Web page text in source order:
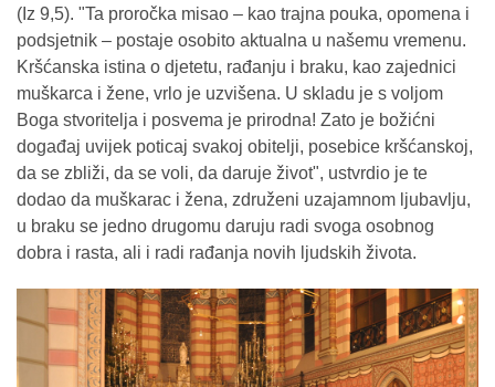
(Iz 9,5). "Ta proročka misao – kao trajna pouka, opomena i
podsjetnik – postaje osobito aktualna u našemu vremenu.
Kršćanska istina o djetetu, rađanju i braku, kao zajednici
muškarca i žene, vrlo je uzvišena. U skladu je s voljom
Boga stvoritelja i posvema je prirodna! Zato je božićni
događaj uvijek poticaj svakoj obitelji, posebice kršćanskoj,
da se zbliži, da se voli, da daruje život", ustvrdio je te
dodao da muškarac i žena, združeni uzajamnom ljubavlju,
u braku se jedno drugomu daruju radi svoga osobnog
dobra i rasta, ali i radi rađanja novih ljudskih života.